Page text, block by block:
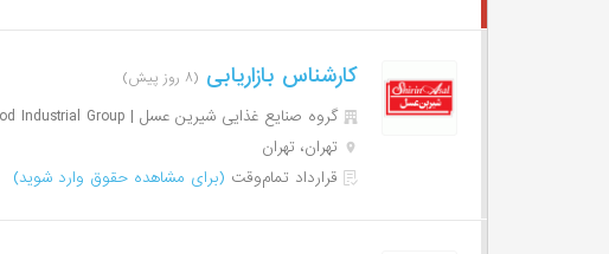
کارشناس بازاریابی (۸ روز پیش)
گروه صنایع غذایی شیرین عسل | Shirinasal Food Industrial Group
تهران، تهران
قرارداد تمام‌وقت (برای مشاهده حقوق وارد شوید)